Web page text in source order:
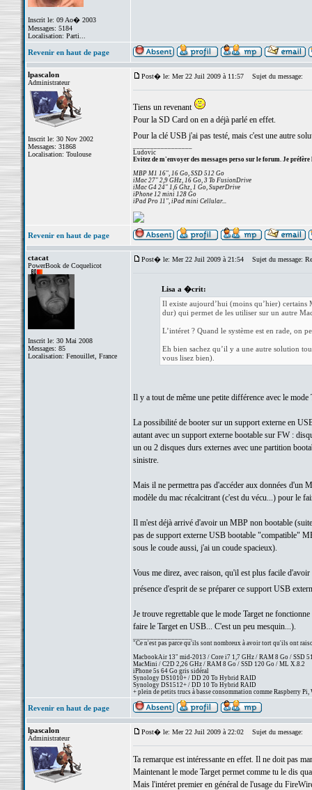
Inscrit le: 09 Ao� 2003
Messages: 5184
Localisation: Parti...
Revenir en haut de page
lpascalon
Administrateur
Inscrit le: 30 Nov 2002
Messages: 31868
Localisation: Toulouse
Post� le: Mer 22 Juil 2009 à 11:57 Sujet du message:
Tiens un revenant
Pour la SD Card on en a déjà parlé en effet.
Pour la clé USB j'ai pas testé, mais c'est une autre
Ludovic
Evitez de m'envoyer des messages perso sur le forum. Je préfère
MBP M1 16", 16 Go, SSD 512 Go
iMac 27" 2,9 GHz, 16 Go, 3 To FusionDrive
iMac G4 24" 1,6 Ghz, 1 Go, SuperDrive
iPhone 12 mini 128 Go
iPad Pro 11", iPad mini Cellular...
Revenir en haut de page
ctacat
PowerBook de Coquelicot
Inscrit le: 30 Mai 2008
Messages: 85
Localisation: Fenouillet, France
Post� le: Mer 22 Juil 2009 à 21:54 Sujet du message:
Lisa a �crit:
Il existe aujourd’hui (moins qu’hier) certains
dur) qui permet de les utiliser sur un autre
L’intéret ? Quand le système est en rade, on
Eh bien sachez qu’il y a une autre solution
vous lisez bien).
Il y a tout de même une petite différence avec le
La possibilité de booter sur un support externe en
autant avec un support externe bootable sur FW :
un ou 2 disques durs externes avec une partition
sinistre.
Mais il ne permettra pas d'accéder aux données d'un
modèle du mac récalcitrant (c'est du vécu...) pour le
Il m'est déjà arrivé d'avoir un MBP non bootable
pas de support externe USB bootable "compatible"
sous le coude aussi, j'ai un coude spacieux).
Vous me direz, avec raison, qu'il est plus facile
présence d'esprit de se préparer ce support USB
Je trouve regrettable que le mode Target ne
faire le Target en USB... C'est un peu mesquin...).
"Ce n'est pas parce qu'ils sont nombreux à avoir tort qu'ils ont
MacbookAir 13" mid-2013 / Core i7 1,7 GHz / RAM 8 Go / SSD
MacMini / C2D 2,26 GHz / RAM 8 Go / SSD 120 Go / ML X.8.2
iPhone 5s 64 Go gris sidéral
Synology DS1010+ / DD 20 To Hybrid RAID
Synology DS1512+ / DD 10 To Hybrid RAID
+ plein de petits trucs à basse consommation comme Raspberry Pi,
Revenir en haut de page
lpascalon
Administrateur
Post� le: Mer 22 Juil 2009 à 22:02 Sujet du message:
Ta remarque est intéressante en effet. Il ne doit pas
Maintenant le mode Target permet comme tu le dis
Mais l'intéret premier en général de l'usage du